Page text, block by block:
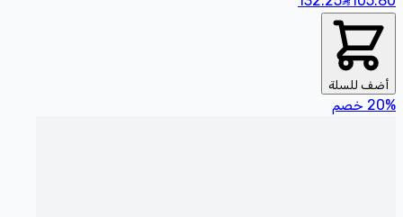
أضف للسلة
20% خصم